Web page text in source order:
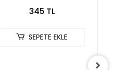
345 TL
SEPETE EKLE